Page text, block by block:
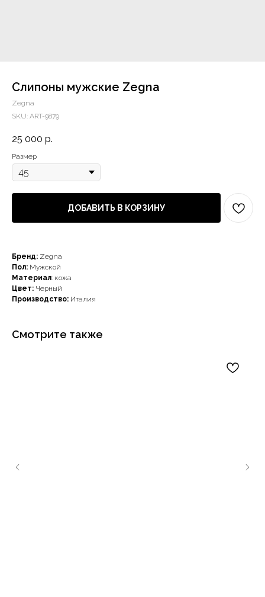
Слипоны мужские Zegna
Zegna
SKU: ART-9879
25 000 р.
Размер
ДОБАВИТЬ В КОРЗИНУ
Бренд: Zegna
Пол: Мужской
Материал: кожа
Цвет: Черный
Производство: Италия
Смотрите также